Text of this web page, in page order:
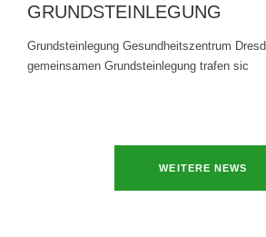
GRUNDSTEINLEGUNG
Grundsteinlegung Gesundheitszentrum
gemeinsamen Grundsteinlegung trafen sic
WEITERE NEWS